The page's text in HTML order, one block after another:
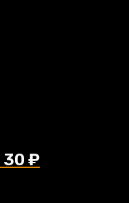
30 ₽